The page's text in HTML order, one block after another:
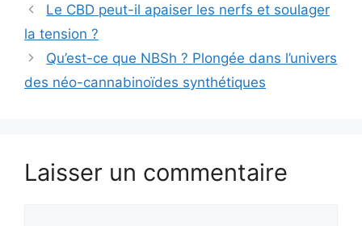
Le CBD peut-il apaiser les nerfs et soulager
la tension ?
Qu’est-ce que NBSh ? Plongée dans l’univers
des néo-cannabinoïdes synthétiques
Laisser un commentaire